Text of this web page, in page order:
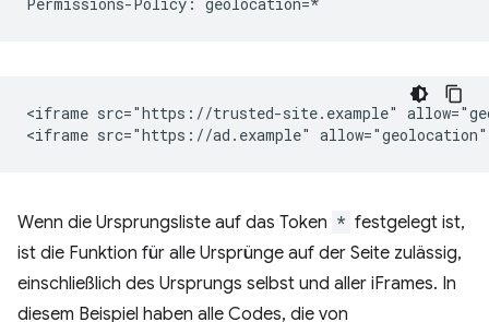
<iframe src="https://trusted-site.example"
Wenn die Ursprungsliste auf das Token * festgelegt ist,
ist die Funktion für alle Ursprünge auf der Seite zulässig,
einschließlich des Ursprungs selbst und aller iFrames. In
diesem Beispiel haben alle Codes, die von